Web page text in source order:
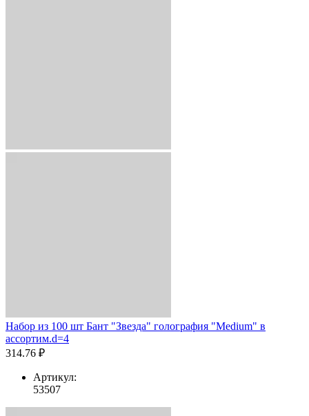
Набор из 100 шт Бант "Звезда" голография "Medium" в
ассортим.d=4
314.76 ₽
Артикул:
53507